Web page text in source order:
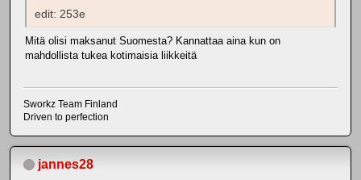
edit: 253e
Mitä olisi maksanut Suomesta? Kannattaa aina kun on
mahdollista tukea kotimaisia liikkeitä
Sworkz Team Finland
Driven to perfection
jannes28